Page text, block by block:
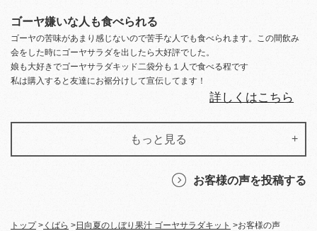
ゴーヤ嫌いな人も食べられる
ゴーヤの苦味があまり感じないので苦手な人でも食べられます。この間飲み
会をした時にゴーヤサラダを出したら大好評でした。
娘も大好きでゴーヤサラダキッド二袋分も１人で食べる程です
私は購入すると友達にお裾分けして宣伝してます！
詳しくはこちら
もっと見る
お客様の声を投稿する
トップ> くばら >日向夏のしぼり果汁 ゴーヤサラダキット >お客様の声